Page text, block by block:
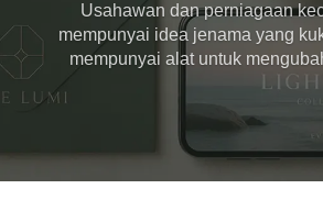
Usahawan dan perniagaan
mempunyai idea jenama yang
mempunyai alat untuk
visual pro. Dreamina, penjana
percuma, menukar teks dan aset
video yang menakjubkan untuk
jenama.